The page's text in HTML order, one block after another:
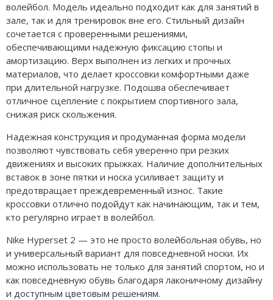
волейбол. Модель идеально подходит как для занятий в
зале, так и для тренировок вне его. Стильный дизайн
сочетается с проверенными решениями,
обеспечивающими надежную фиксацию стопы и
амортизацию. Верх выполнен из легких и прочных
материалов, что делает кроссовки комфортными даже
при длительной нагрузке. Подошва обеспечивает
отличное сцепление с покрытием спортивного зала,
снижая риск скольжения.
Надежная конструкция и продуманная форма модели
позволяют чувствовать себя уверенно при резких
движениях и высоких прыжках. Наличие дополнительных
вставок в зоне пятки и носка усиливает защиту и
предотвращает преждевременный износ. Такие
кроссовки отлично подойдут как начинающим, так и тем,
кто регулярно играет в волейбол.
Nike Hyperset 2 — это не просто волейбольная обувь, но
и универсальный вариант для повседневной носки. Их
можно использовать не только для занятий спортом, но и
как повседневную обувь благодаря лаконичному дизайну
и доступным цветовым решениям.